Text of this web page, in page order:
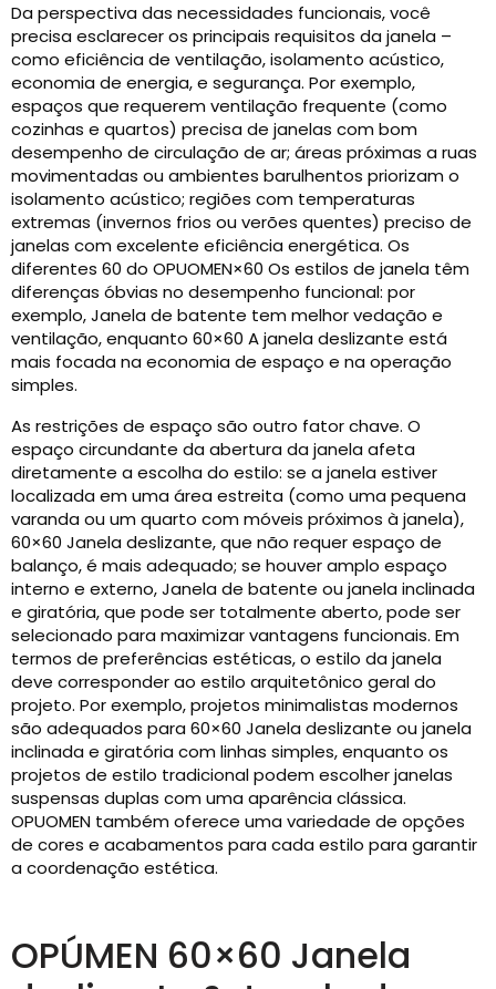
Da perspectiva das necessidades funcionais, você
precisa esclarecer os principais requisitos da janela –
como eficiência de ventilação, isolamento acústico,
economia de energia, e segurança. Por exemplo,
espaços que requerem ventilação frequente (como
cozinhas e quartos) precisa de janelas com bom
desempenho de circulação de ar; áreas próximas a ruas
movimentadas ou ambientes barulhentos priorizam o
isolamento acústico; regiões com temperaturas
extremas (invernos frios ou verões quentes) preciso de
janelas com excelente eficiência energética. Os
diferentes 60 do OPUOMEN×60 Os estilos de janela têm
diferenças óbvias no desempenho funcional: por
exemplo, Janela de batente tem melhor vedação e
ventilação, enquanto 60×60 A janela deslizante está
mais focada na economia de espaço e na operação
simples.
As restrições de espaço são outro fator chave. O
espaço circundante da abertura da janela afeta
diretamente a escolha do estilo: se a janela estiver
localizada em uma área estreita (como uma pequena
varanda ou um quarto com móveis próximos à janela),
60×60 Janela deslizante, que não requer espaço de
balanço, é mais adequado; se houver amplo espaço
interno e externo, Janela de batente ou janela inclinada
e giratória, que pode ser totalmente aberto, pode ser
selecionado para maximizar vantagens funcionais. Em
termos de preferências estéticas, o estilo da janela
deve corresponder ao estilo arquitetônico geral do
projeto. Por exemplo, projetos minimalistas modernos
são adequados para 60×60 Janela deslizante ou janela
inclinada e giratória com linhas simples, enquanto os
projetos de estilo tradicional podem escolher janelas
suspensas duplas com uma aparência clássica.
OPUOMEN também oferece uma variedade de opções
de cores e acabamentos para cada estilo para garantir
a coordenação estética.
OPÚMEN 60×60 Janela